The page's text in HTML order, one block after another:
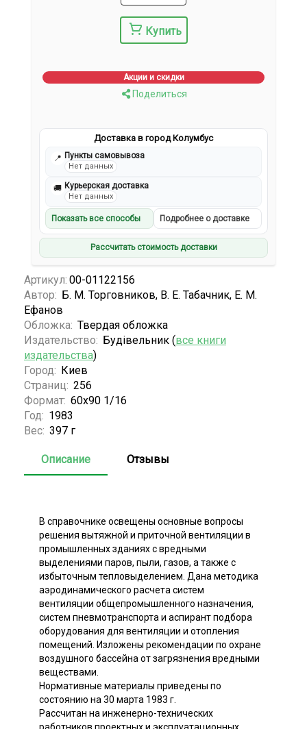
Купить
Акции и скидки
Поделиться
Доставка в город Колумбус
📍 Пункты самовывоза
Нет данных
🚚 Курьерская доставка
Нет данных
Показать все способы Подробнее о доставке
Рассчитать стоимость доставки
Артикул: 00-01122156
Автор: Б. М. Торговников, В. Е. Табачник, Е. М.
Ефанов
Обложка: Твердая обложка
Издательство: Будiвельник (все книги
издательства)
Город: Киев
Страниц: 256
Формат: 60х90 1/16
Год: 1983
Вес: 397 г
Описание Отзывы
В справочнике освещены основные вопросы
решения вытяжной и приточной вентиляции в
промышленных зданиях с вредными
выделениями паров, пыли, газов, а также с
избыточным тепловыделением. Дана методика
аэродинамического расчета систем
вентиляции общепромышленного назначения,
систем пневмотранспорта и аспирант подбора
оборудования для вентиляции и отопления
помещений. Изложены рекомендации по охране
воздушного бассейна от загрязнения вредными
веществами.
Нормативные материалы приведены по
состоянию на 30 марта 1983 г.
Рассчитан на инженерно-технических